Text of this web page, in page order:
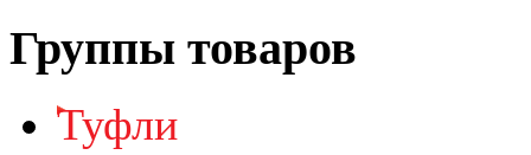
Группы товаров
Туфли